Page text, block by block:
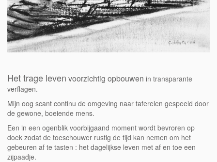
Het trage leven voorzichtig opbouwen in transparante
verflagen.
Mijn oog scant continu de omgeving naar taferelen gespeeld door
de gewone, boeiende mens.
Een in een ogenblik voorbijgaand moment wordt bevroren op
doek zodat de toeschouwer rustig de tijd kan nemen om het
gebeuren af te tasten : het dagelijkse leven met af en toe een
zijpaadje.